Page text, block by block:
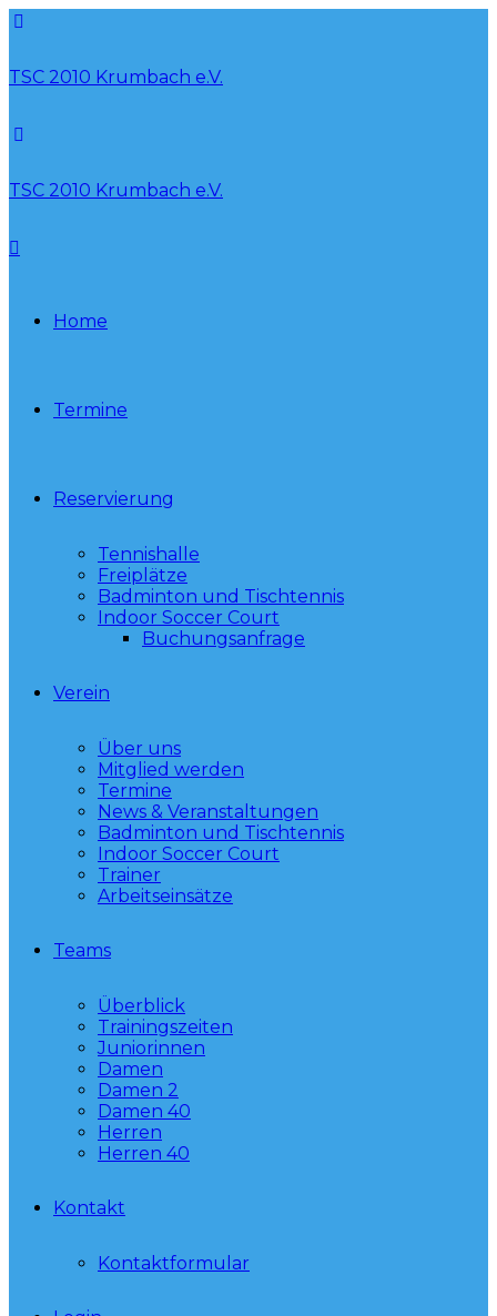
TSC 2010 Krumbach e.V.
TSC 2010 Krumbach e.V.
Home
Termine
Reservierung
Tennishalle
Freiplätze
Badminton und Tischtennis
Indoor Soccer Court
Buchungsanfrage
Verein
Über uns
Mitglied werden
Termine
News & Veranstaltungen
Badminton und Tischtennis
Indoor Soccer Court
Trainer
Arbeitseinsätze
Teams
Überblick
Trainingszeiten
Juniorinnen
Damen
Damen 2
Damen 40
Herren
Herren 40
Kontakt
Kontaktformular